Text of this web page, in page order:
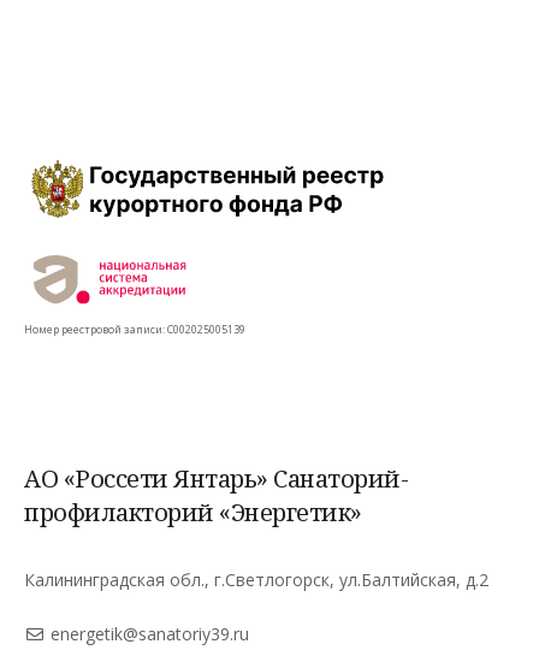
Номер реестровой записи: С002025005139
АО «Россети Янтарь» Санаторий-
профилакторий «Энергетик»
Калининградская обл., г.Светлогорск, ул.Балтийская, д.2
energetik@sanatoriy39.ru